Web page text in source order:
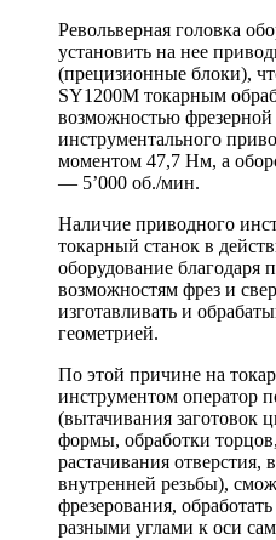
Револьверная головка
установить на нее
(прецизионные блоки),
SY1200M токарным
возможностью
инструментального
моментом 47,7 Нм, а
— 5’000 об./мин.
Наличие приводного
токарный станок в
оборудование благодаря
возможностям фрез и
изготавливать и
геометрией.
По этой причине на
инструментом оператор
(вытачивания заготовок
формы, обработки
растачивания
внутренней резьбы),
фрезерования,
разными углами к оси